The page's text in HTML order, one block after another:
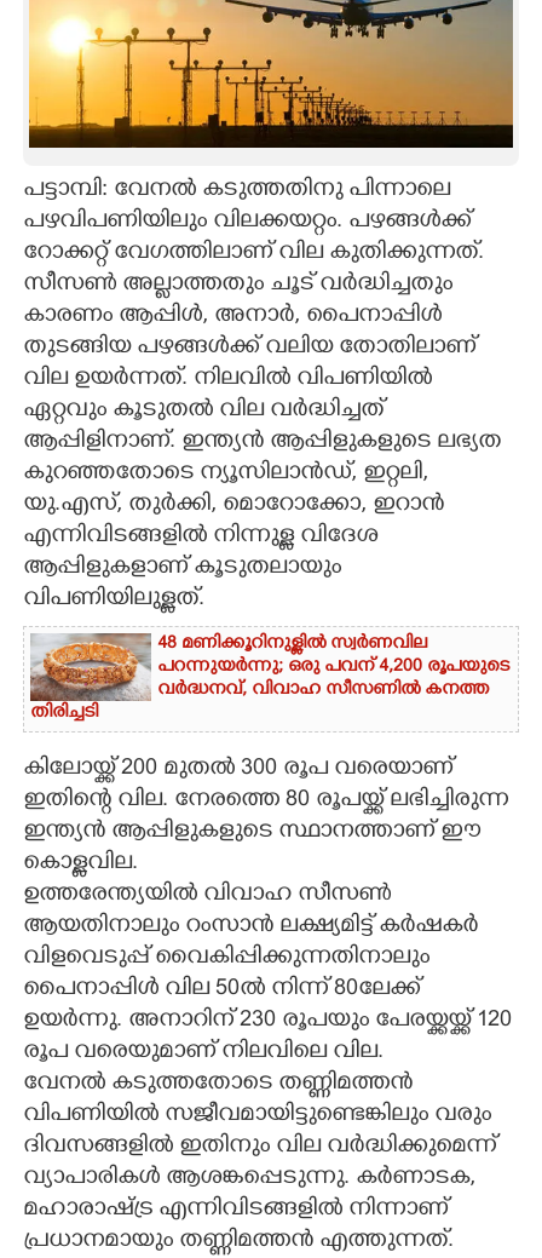
ART
ASTRO
CARTOONS
LITERATURE
ZOOM
CONTACT US
പട്ടാമ്പി: വേനൽ കടുത്തതിനു പിന്നാലെ
പഴവിപണിയിലും വിലക്കയറ്റം. പഴങ്ങൾക്ക്
റോക്കറ്റ് വേഗത്തിലാണ് വില കുതിക്കുന്നത്.
സീസൺ അല്ലാത്തതും ചൂട് വർദ്ധിച്ചതും
കാരണം ആപ്പിൾ, അനാർ, പൈനാപ്പിൾ
തുടങ്ങിയ പഴങ്ങൾക്ക് വലിയ തോതിലാണ്
വില ഉയർന്നത്. നിലവിൽ വിപണിയിൽ
ഏറ്റവും കൂടുതൽ വില വർദ്ധിച്ചത്
ആപ്പിളിനാണ്. ഇന്ത്യൻ ആപ്പിളുകളുടെ ലഭ്യത
കുറഞ്ഞതോടെ ന്യൂസിലാൻഡ്, ഇറ്റലി,
യു.എസ്, തുർക്കി, മൊറോക്കോ, ഇറാൻ
എന്നിവിടങ്ങളിൽ നിന്നുള്ള വിദേശ
ആപ്പിളുകളാണ് കൂടുതലായും
വിപണിയിലുള്ളത്.
48 മണിക്കൂറിനുള്ളിൽ സ്വർണവില
പറന്നുയർന്നു; ഒരു പവന് 4,200 രൂപയുടെ
വർദ്ധനവ്, വിവാഹ സീസണിൽ കനത്ത
തിരിച്ചടി
കിലോയ്ക്ക് 200 മുതൽ 300 രൂപ വരെയാണ്
ഇതിന്റെ വില. നേരത്തെ 80 രൂപയ്ക്ക് ലഭിച്ചിരുന്ന
ഇന്ത്യൻ ആപ്പിളുകളുടെ സ്ഥാനത്താണ് ഈ
കൊള്ളവില.
ഉത്തരേന്ത്യയിൽ വിവാഹ സീസൺ
ആയതിനാലും റംസാൻ ലക്ഷ്യമിട്ട് കർഷകർ
വിളവെടുപ്പ് വൈകിപ്പിക്കുന്നതിനാലും
പൈനാപ്പിൾ വില 50ൽ നിന്ന് 80ലേക്ക്
ഉയർന്നു. അനാറിന് 230 രൂപയും പേരയ്ക്കയ്ക്ക് 120
രൂപ വരെയുമാണ് നിലവിലെ വില.
വേനൽ കടുത്തതോടെ തണ്ണിമത്തൻ
വിപണിയിൽ സജീവമായിട്ടുണ്ടെങ്കിലും വരും
ദിവസങ്ങളിൽ ഇതിനും വില വർദ്ധിക്കുമെന്ന്
വ്യാപാരികൾ ആശങ്കപ്പെടുന്നു. കർണാടക,
മഹാരാഷ്ട്ര എന്നിവിടങ്ങളിൽ നിന്നാണ്
പ്രധാനമായും തണ്ണിമത്തൻ എത്തുന്നത്.